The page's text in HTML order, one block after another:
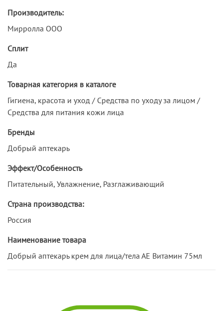
Производитель:
Мирролла ООО
Сплит
Да
Товарная категория в каталоге
Гигиена, красота и уход / Средства по уходу за лицом /
Средства для питания кожи лица
Бренды
Добрый аптекарь
Эффект/Особенность
Питательный, Увлажнение, Разглаживающий
Страна производства:
Россия
Наименование товара
Добрый аптекарь крем для лица/тела АЕ Витамин 75мл